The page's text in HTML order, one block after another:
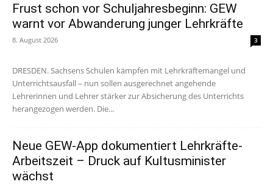
Frust schon vor Schuljahresbeginn: GEW
warnt vor Abwanderung junger Lehrkräfte
8. August 2026 3
DRESDEN. Sachsens Schulen kämpfen mit Lehrkräftemangel und
Unterrichtsausfall – nun sollen ausgerechnet angehende
Lehrerinnen und Lehrer stärker zur Absicherung des Unterrichts
herangezogen werden. Die...
Neue GEW-App dokumentiert Lehrkräfte-
Arbeitszeit – Druck auf Kultusminister
wächst